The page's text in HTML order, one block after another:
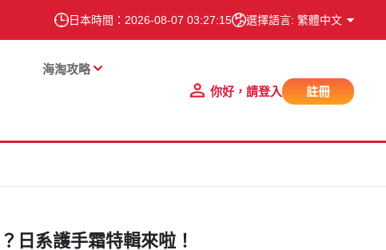
日本時間： 2026-08-07 03:27:16 選擇語言: 繁體中文
海淘攻略
你好，請登入 註冊
日系護手霜特輯來啦！